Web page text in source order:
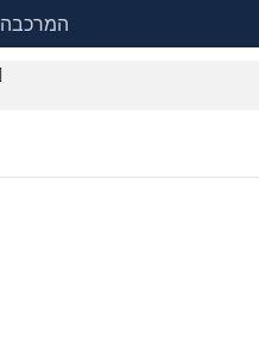
המרכבה 19, א"ת חולון